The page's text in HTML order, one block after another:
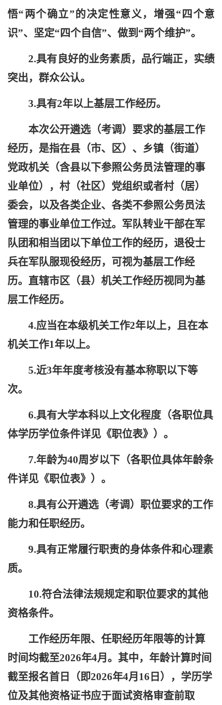
悟“两个确立”的决定性意义， 增强“四个意
识”、坚定“四个自信”、做到“两个维护”。
2.具有良好的业务素质，品行端正，实绩
突出，群众公认。
3.具有2年以上基层工作经历。
本次公开遴选（考调）要求的基层工作
经历，是指在县（市、区）、乡镇（街道）
党政机关（含县以下参照公务员法管理的事
业单位），村（社区）党组织或者村（居）
委会，以及各类企业、各类不参照公务员法
管理的事业单位工作过。军队转业干部在军
队团和相当团以下单位工作的经历，退役士
兵在军队服现役经历，可视为基层工作经
历。直辖市区（县）机关工作经历视同为基
层工作经历。
4.应当在本级机关工作2年以上，且在本
机关工作1年以上。
5.近3年年度考核没有基本称职以下等
次。
6.具有大学本科以上文化程度（各职位具
体学历学位条件详见 《职位表》 ）。
7.年龄为40周岁以下（各职位具体年龄条
件详见 《职位表》 ）。
8.具有公开遴选（考调）职位要求的工作
能力和任职经历。
9.具有正常履行职责的身体条件和心理素
质。
10.符合法律法规规定和职位要求的其他
资格条件。
工作经历年限、任职经历年限等的计算
时间均截至2026年4月。其中，年龄计算时间
截至报名首日（即2026年4月 16 日），学历学
位及其他资格证书应于面试资格审查前取